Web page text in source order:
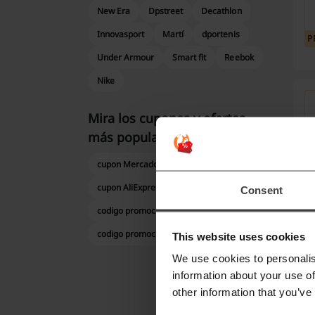
Consent
This website uses cookies
We use cookies to
information about your use
other information that
New Era
Dpstreet
Decathlon
Innovasport
Martí
dportenis
Under Armour
Smart fit
Reebok
Nike
Mira los cupones y ofertas
más populares
cupon Mercado Libre
cupon AliExpress
cupon Samsung
codigo promocional Telcel
codigo promocional OXXO